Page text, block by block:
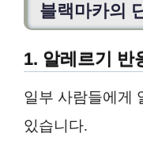
블랙마카의
1. 알레르기 반
일부 사람들에게
있습니다.